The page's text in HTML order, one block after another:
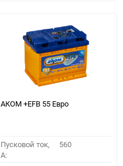
АКОМ +EFB 55 Евро
Пусковой ток,
A:
560